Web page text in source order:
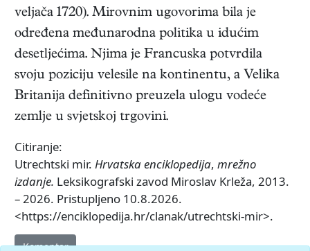
veljača 1720). Mirovnim ugovorima bila je
određena međunarodna politika u idućim
desetljećima. Njima je Francuska potvrdila
svoju poziciju velesile na kontinentu, a Velika
Britanija definitivno preuzela ulogu vodeće
zemlje u svjetskoj trgovini.
Citiranje:
Utrechtski mir. Hrvatska enciklopedija, mrežno
izdanje. Leksikografski zavod Miroslav Krleža, 2013.
– 2026. Pristupljeno 10.8.2026.
<https://enciklopedija.hr/clanak/utrechtski-mir>.
Komentar